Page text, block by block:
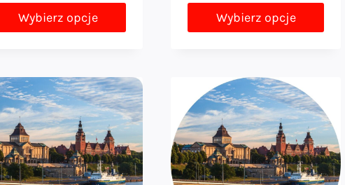
38,99 zł
do
Wybierz opcje Wybierz opcje
wiele
wariantów.
Opcje
można